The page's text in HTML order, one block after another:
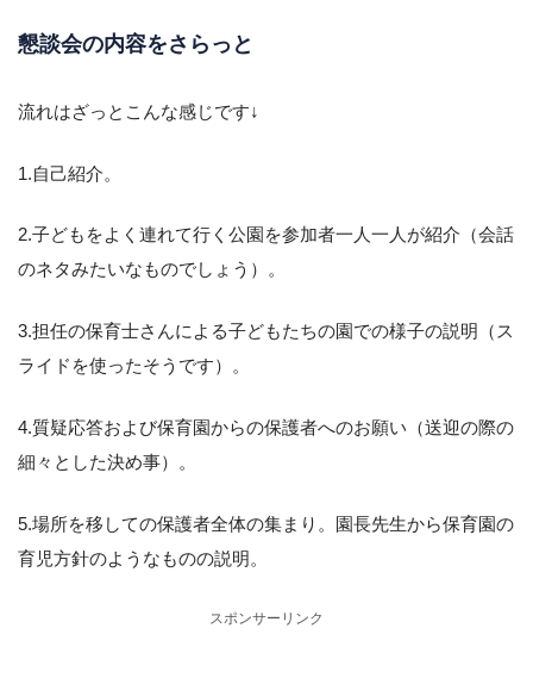
懇談会の内容をさらっと
流れはざっとこんな感じです↓
1.自己紹介。
2.子どもをよく連れて行く公園を参加者一人一人が紹介（会話
のネタみたいなものでしょう）。
3.担任の保育士さんによる子どもたちの園での様子の説明（ス
ライドを使ったそうです）。
4.質疑応答および保育園からの保護者へのお願い（送迎の際の
細々とした決め事）。
5.場所を移しての保護者全体の集まり。園長先生から保育園の
育児方針のようなものの説明。
スポンサーリンク